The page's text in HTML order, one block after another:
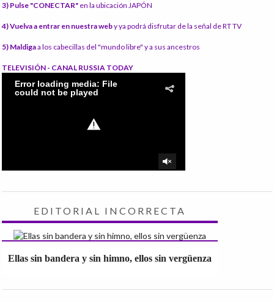
3) Pulse "CONECTAR" en la ubicación JAPÓN
4) Vuelva a entrar en nuestra weby ya podrá disfrutar de la señal de RT TV
5) Maldigaa los cabecillas del "mundo libre" y a sus ancestros
TELEVISIÓN - CANAL RUSSIA TODAY
EDITORIAL INCORRECTA
Ellas sin bandera y sin himno, ellos sin vergüenza